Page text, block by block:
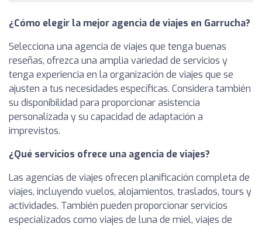
¿Cómo elegir la mejor agencia de viajes en Garrucha?
Selecciona una agencia de viajes que tenga buenas
reseñas, ofrezca una amplia variedad de servicios y
tenga experiencia en la organización de viajes que se
ajusten a tus necesidades específicas. Considera también
su disponibilidad para proporcionar asistencia
personalizada y su capacidad de adaptación a
imprevistos.
¿Qué servicios ofrece una agencia de viajes?
Las agencias de viajes ofrecen planificación completa de
viajes, incluyendo vuelos, alojamientos, traslados, tours y
actividades. También pueden proporcionar servicios
especializados como viajes de luna de miel, viajes de